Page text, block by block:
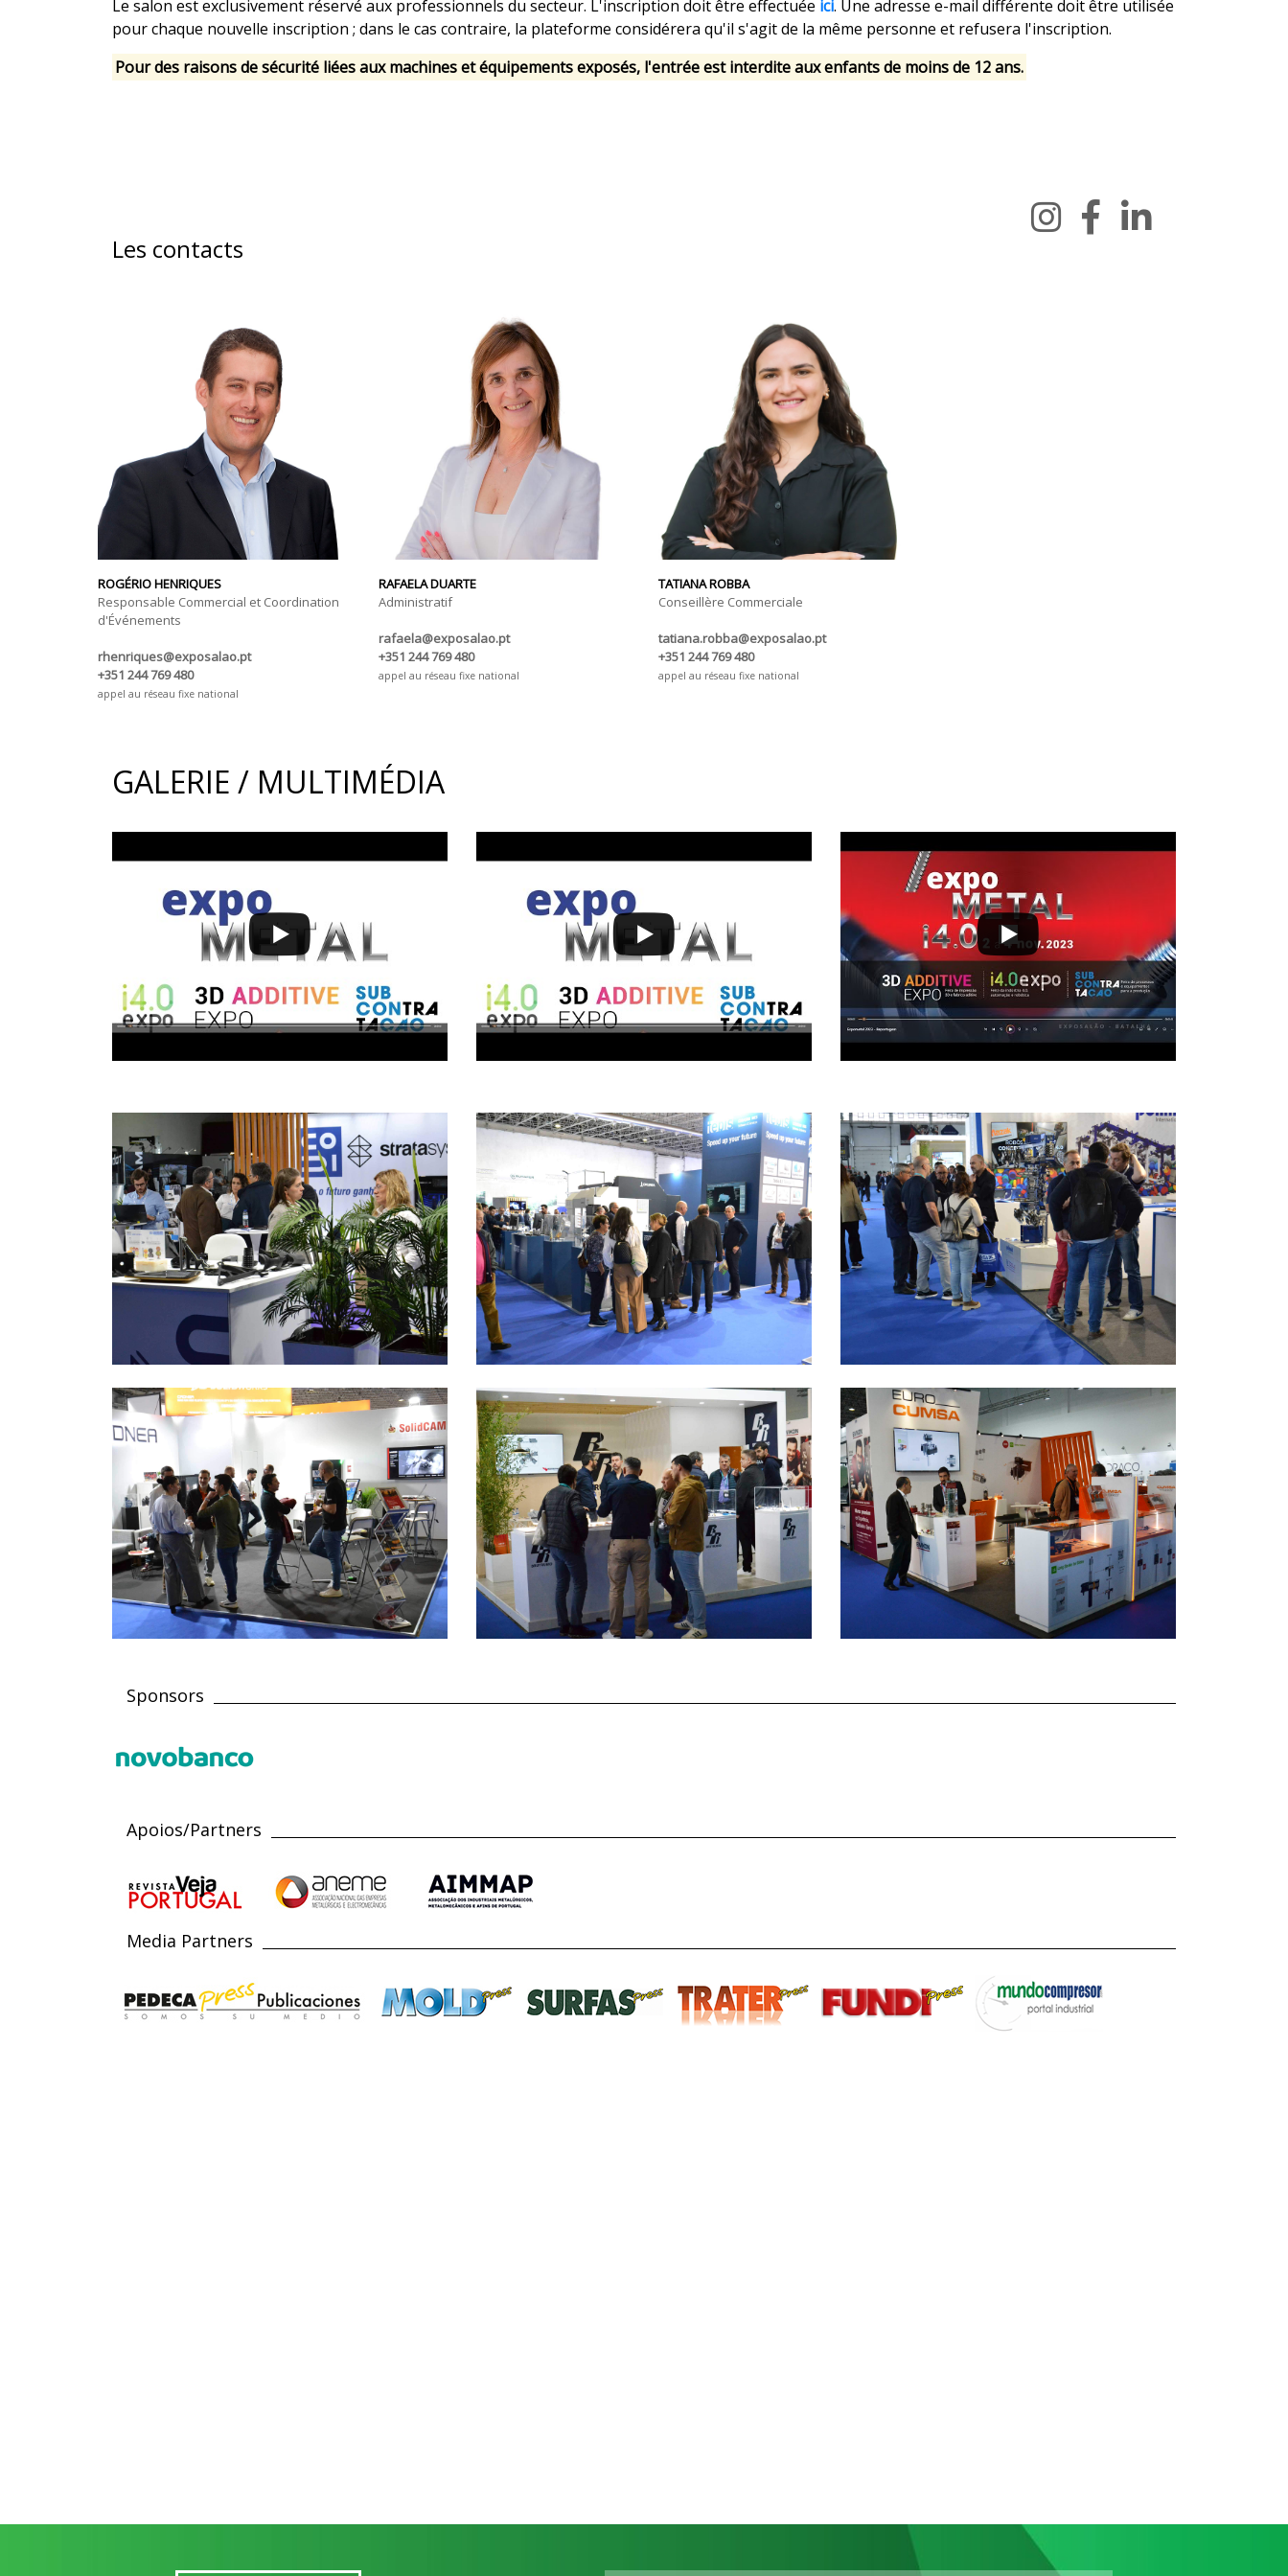
Le salon est exclusivement réservé aux professionnels du secteur. L'inscription doit être effectuée ici. Une adresse e-mail différente doit être utilisée
pour chaque nouvelle inscription ; dans le cas contraire, la plateforme considérera qu'il s'agit de la même personne et refusera l'inscription.
Pour des raisons de sécurité liées aux machines et équipements exposés, l'entrée est interdite aux enfants de moins de 12 ans.
Les contacts
ROGÉRIO HENRIQUES
Responsable Commercial et Coordination
d'Événements
rhenriques@exposalao.pt
+351 244 769 480
appel au réseau fixe national
RAFAELA DUARTE
Administratif
rafaela@exposalao.pt
+351 244 769 480
appel au réseau fixe national
TATIANA ROBBA
Conseillère Commerciale
tatiana.robba@exposalao.pt
+351 244 769 480
appel au réseau fixe national
GALERIE / MULTIMÉDIA
Sponsors
Apoios/Partners
Media Partners